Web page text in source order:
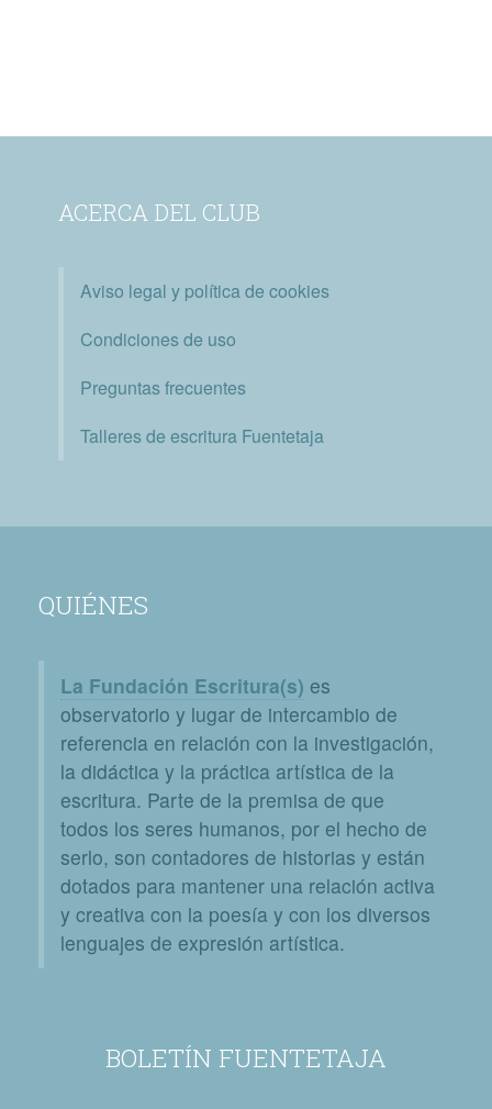
ACERCA DEL CLUB
Aviso legal y política de cookies
Condiciones de uso
Preguntas frecuentes
Talleres de escritura Fuentetaja
QUIÉNES
La Fundación Escritura(s) es
observatorio y lugar de intercambio de
referencia en relación con la investigación,
la didáctica y la práctica artística de la
escritura. Parte de la premisa de que
todos los seres humanos, por el hecho de
serlo, son contadores de historias y están
dotados para mantener una relación activa
y creativa con la poesía y con los diversos
lenguajes de expresión artística.
BOLETÍN FUENTETAJA